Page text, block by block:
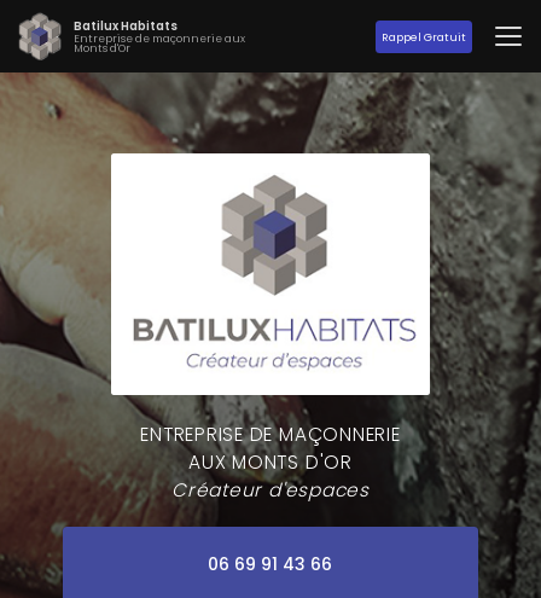
Aller
au
contenu
principal
Batilux Habitats
Entreprise de maçonnerie aux
Monts d'Or
Rappel Gratuit
ENTREPRISE DE MAÇONNERIE
AUX MONTS D'OR
Créateur d'espaces
06 69 91 43 66